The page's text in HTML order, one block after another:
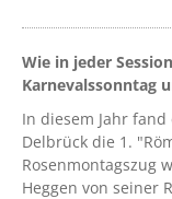
Wie in jeder
Karnevalssonntag
In diesem Jahr
Delbrück die 1.
Rosenmontagszug
Heggen von seiner